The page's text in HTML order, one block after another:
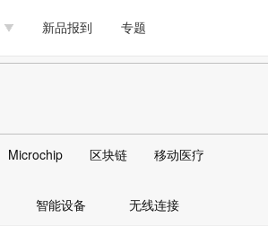
安防监控
模拟技术/信号链
可穿戴
AI/人工智能
新品报到 专题
医疗电子
模拟技术/信号链
无线连接 LED
AI/人工智能 传感器技术
电源技术/信号链 接口
Microchip 区块链 移动医疗
智能设备 无线连接